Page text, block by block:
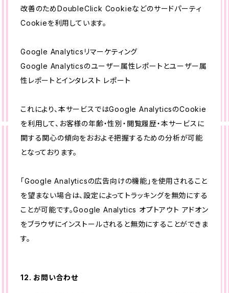
改善のためDoubleClick Cookieなどのサードパーティ
Cookieを利用しています。
Google Analyticsリマーケティング
Google Analyticsのユーザー属性レポートとユーザー属
性レポートとインタレスト レポート
これにより、本サービスではGoogle AnalyticsのCookie
を利用して、お客様の年齢・性別・閲覧履歴・本サービスに
関する関心の傾向をおおよそ把握するための分析が可能
となっております。
「Google Analyticsの広告向けの機能」を使用されること
を望まない場合は、設定によってトラッキングを無効にする
ことが可能です。Google Analytics オプトアウト アドオン
をブラウザにインストールされると無効にすることができま
す。
12. お問い合わせ